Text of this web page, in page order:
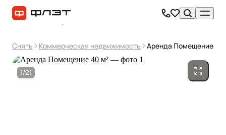
Снять Коммерческая недвижимость Аренда Помещение 40
1/21